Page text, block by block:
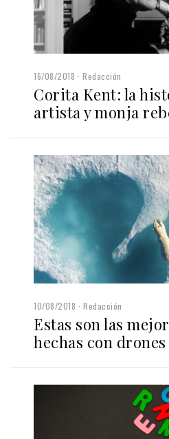
16/08/2018 Redacción
Corita Kent: la
artista y monja
10/08/2018 Redacción
Estas son las
hechas con drones